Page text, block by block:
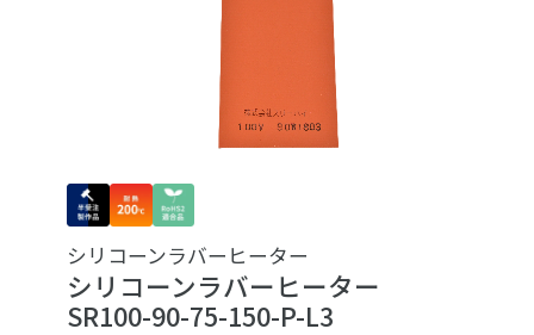
シリコーンラバーヒーター
シリコーンラバーヒーター
SR100-90-75-150-P-L3